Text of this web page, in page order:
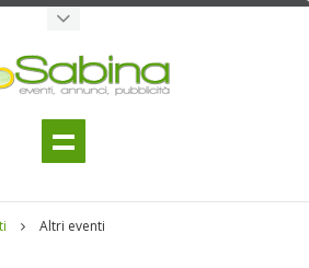
Altri eventi